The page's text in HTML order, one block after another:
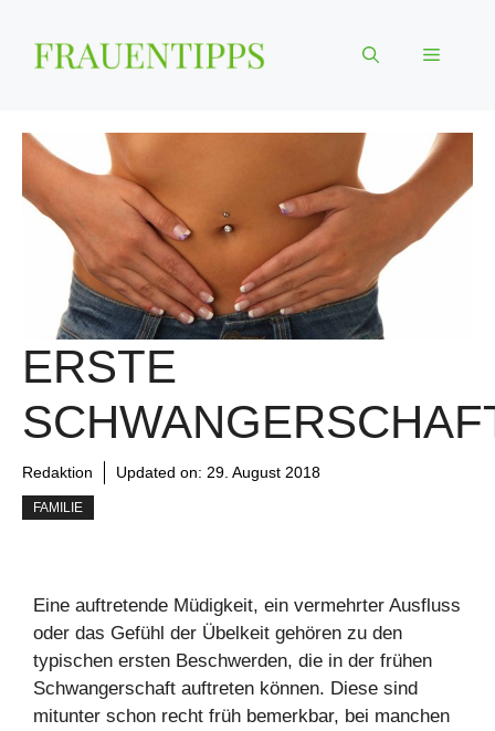
Inhalt
springen
Menü
ERSTE
Redaktion Updated on: 29. August 2018
FAMILIE
Eine auftretende Müdigkeit, ein vermehrter Ausfluss
oder das Gefühl der Übelkeit gehören zu den
typischen ersten Beschwerden, die in der frühen
Schwangerschaft auftreten können. Diese sind
mitunter schon recht früh bemerkbar, bei manchen